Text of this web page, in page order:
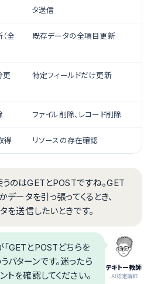
タ送信
全
既存データの全項目更新
更
特定フィールドだけ更新
ファイル削除、レコード削除
得 リソースの存在確認
のはGETとPOSTですね。GET
ータを引っ張ってくるとき、
を送信したいときです。
テキトー教師
.AI認定講師
GETとPOSTどちらを
パターンです。迷ったら
トを確認してください。